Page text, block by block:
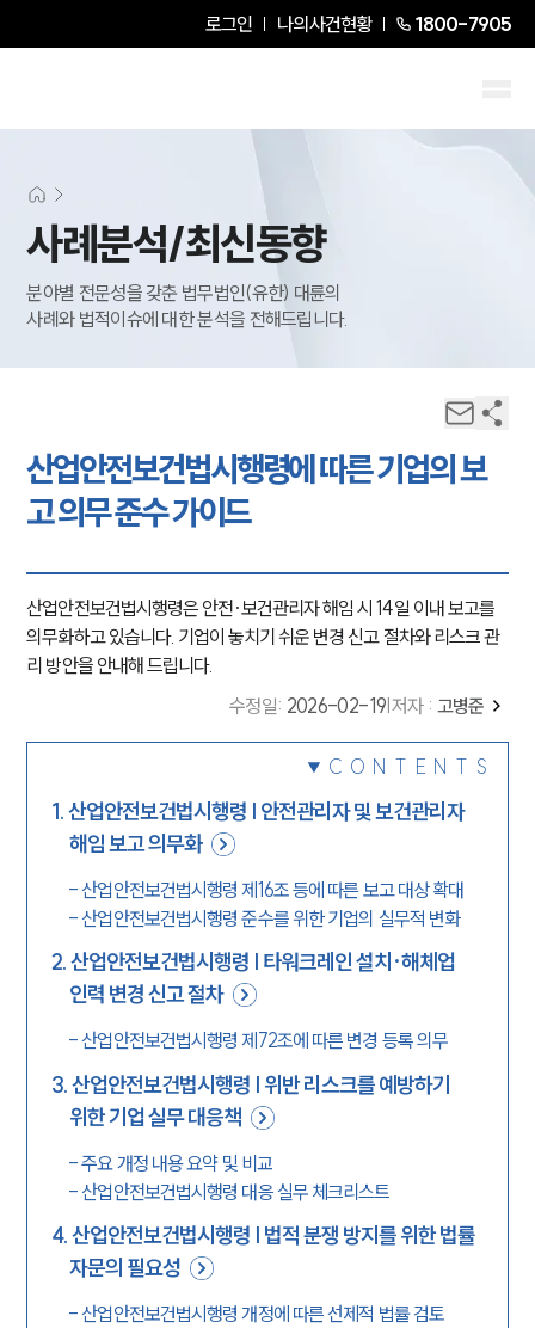
로그인 나의사건현황 1800-7905
사례분석/최신동향
분야별 전문성을 갖춘 법무법인(유한) 대륜의
사례와 법적이슈에 대한 분석을 전해드립니다.
산업안전보건법시행령에 따른 기업의 보
고 의무 준수 가이드
산업안전보건법시행령은 안전·보건관리자 해임 시 14일 이내 보고를
의무화하고 있습니다. 기업이 놓치기 쉬운 변경 신고 절차와 리스크 관
리 방안을 안내해 드립니다.
수정일: 2026-02-19 저자 : 고병준
CONTENTS
1.산업안전보건법시행령 | 안전관리자 및 보건관리자
해임 보고 의무화
-산업안전보건법시행령 제16조 등에 따른 보고 대상 확대
-산업안전보건법시행령 준수를 위한 기업의 실무적 변화
2.산업안전보건법시행령 | 타워크레인 설치·해체업
인력 변경 신고 절차
-산업안전보건법시행령 제72조에 따른 변경 등록 의무
3.산업안전보건법시행령 | 위반 리스크를 예방하기
위한 기업 실무 대응책
-주요 개정 내용 요약 및 비교
-산업안전보건법시행령 대응 실무 체크리스트
4.산업안전보건법시행령 | 법적 분쟁 방지를 위한 법률
자문의 필요성
-산업안전보건법시행령 개정에 따른 선제적 법률 검토